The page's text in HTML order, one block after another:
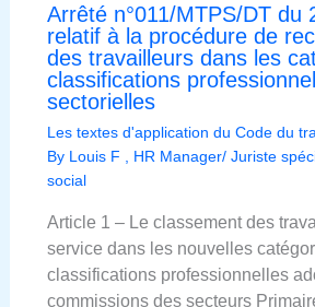
Arrêté n°011/MTPS/DT du
relatif à la procédure de
des travailleurs dans les
classifications
sectorielles
Les textes d'application du Code du
By Louis F , HR Manager/ Juriste
social
Article 1 – Le classement des
service dans les nouvelles
classifications professionnelles
commissions des secteurs